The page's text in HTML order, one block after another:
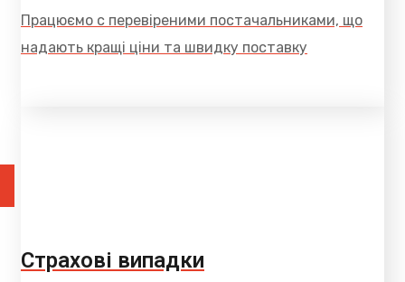
Працюємо с перевіреними постачальниками, що
надають кращі ціни та швидку поставку
Страхові випадки